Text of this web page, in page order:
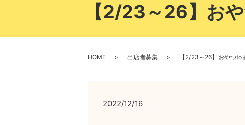
【2/23～26】お
HOME 出店者募集 【2/23～26】おやつto
2022/12/16